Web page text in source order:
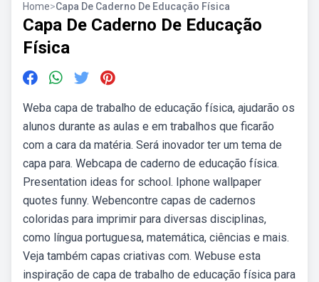
Home>Capa De Caderno De Educação Física
Capa De Caderno De Educação
Física
Weba capa de trabalho de educação física, ajudarão os
alunos durante as aulas e em trabalhos que ficarão
com a cara da matéria. Será inovador ter um tema de
capa para. Webcapa de caderno de educação física.
Presentation ideas for school. Iphone wallpaper
quotes funny. Webencontre capas de cadernos
coloridas para imprimir para diversas disciplinas,
como língua portuguesa, matemática, ciências e mais.
Veja também capas criativas com. Webuse esta
inspiração de capa de trabalho de educação física para